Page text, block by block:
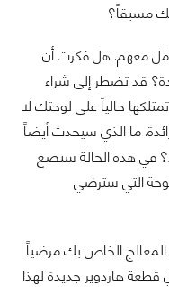
مسبقاً؟
معهم. هل فكرت أن
قد تضطر إلى شراء
حالياً على لوحتك لا
ما الذي سيحدث أيضاً
في هذه الحالة سنضع
التي سترضي
المعالج الخاص بك مرضياً
قطعة هاردوير جديدة لهذا